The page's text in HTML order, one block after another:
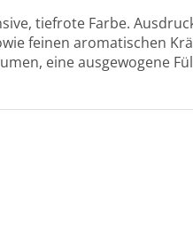
tiefrote Farbe.
feinen aromatischen
eine ausgewogene